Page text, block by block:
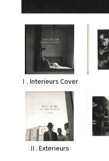
Ⅰ. Interieurs Cover
Ⅱ. Exterieurs